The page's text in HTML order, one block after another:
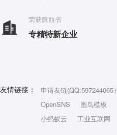
荣获陕西省
专精特新企业
友情链接： 申请友链(QQ:597244065）
OpenSNS
图鸟模板
小蚂蚁云
工业互联网